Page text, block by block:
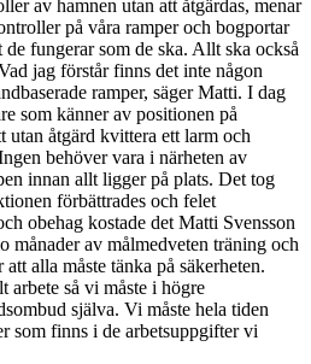
av hamnen utan att åtgärdas, menar
på våra ramper och bogportar
fungerar som de ska. Allt ska också
jag förstår finns det inte någon
ramper, säger Matti. I dag
som känner av positionen på
utan åtgärd kvittera ett larm och
behöver vara i närheten av
innan allt ligger på plats. Det tog
förbättrades och felet
obehag kostade det Matti Svensson
månader av målmedveten träning och
alla måste tänka på säkerheten.
arbete så vi måste i högre
själva. Vi måste hela tiden
som finns i de arbetsuppgifter vi